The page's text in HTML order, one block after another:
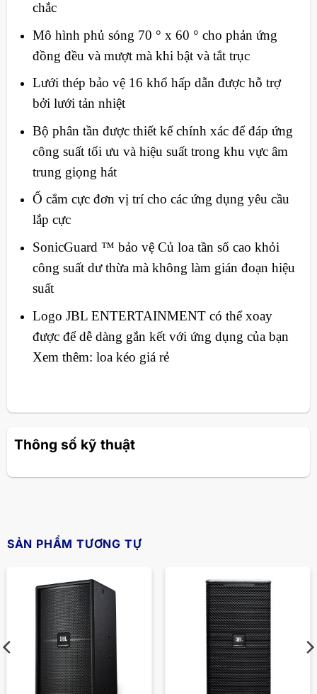
chắc
Mô hình phủ sóng 70 ° x 60 ° cho phản ứng
đồng đều và mượt mà khi bật và tắt trục
Lưới thép bảo vệ 16 khổ hấp dẫn được hỗ trợ
bởi lưới tản nhiệt
Bộ phân tần được thiết kế chính xác để đáp ứng
công suất tối ưu và hiệu suất trong khu vực âm
trung giọng hát
Ổ cắm cực đơn vị trí cho các ứng dụng yêu cầu
lắp cực
SonicGuard ™ bảo vệ Củ loa tần số cao khỏi
công suất dư thừa mà không làm gián đoạn hiệu
suất
Logo JBL ENTERTAINMENT có thể xoay
được để dễ dàng gắn kết với ứng dụng của bạn
Xem thêm: loa kéo giá rẻ
Thông số kỹ thuật
SẢN PHẨM TƯƠNG TỰ